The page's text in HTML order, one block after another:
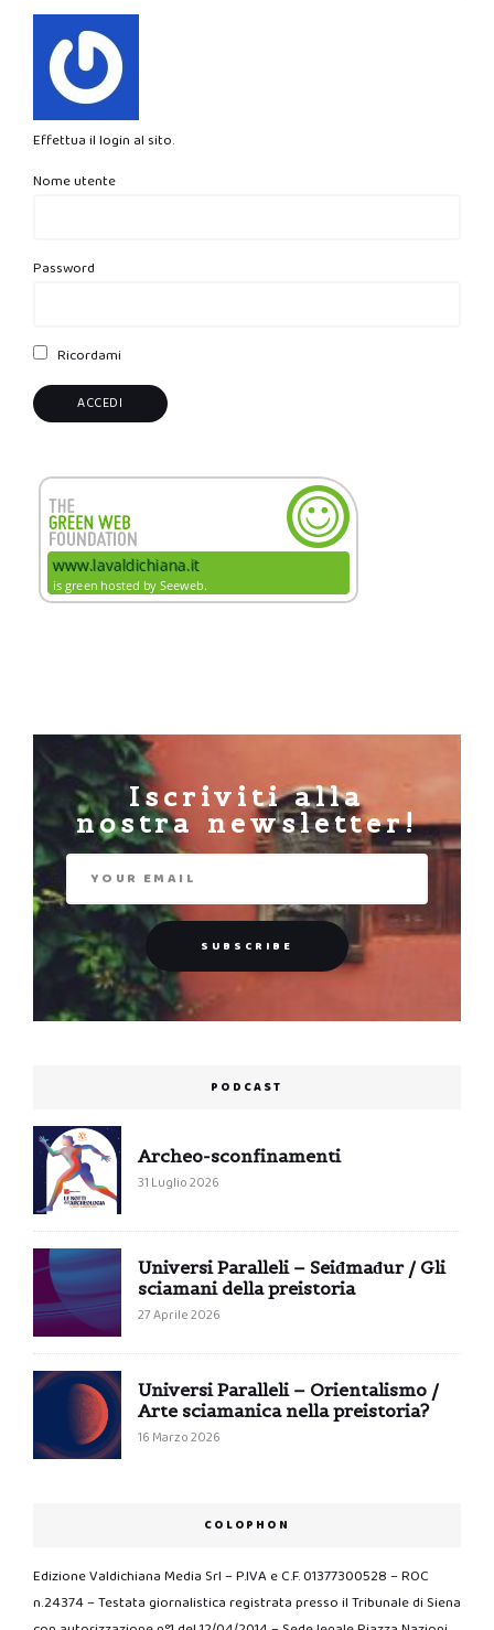
Effettua il login al sito.
Nome utente
Password
Ricordami
Iscriviti alla
nostra newsletter!
PODCAST
Archeo-sconfinamenti
31 Luglio 2026
Universi Paralleli – Seiđmađur / Gli
sciamani della preistoria
27 Aprile 2026
Universi Paralleli – Orientalismo /
Arte sciamanica nella preistoria?
16 Marzo 2026
COLOPHON
Edizione Valdichiana Media Srl – P.IVA e C.F. 01377300528 – ROC
n.24374 – Testata giornalistica registrata presso il Tribunale di Siena